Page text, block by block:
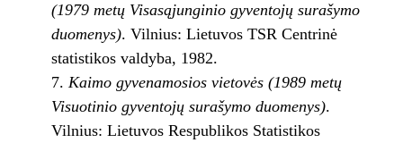
(1979 metų Visasąjunginio gyventojų surašymo
duomenys). Vilnius: Lietuvos TSR Centrinė
statistikos valdyba, 1982.
Kaimo gyvenamosios vietovės (1989 metų
Visuotinio gyventojų surašymo duomenys).
Vilnius: Lietuvos Respublikos Statistikos